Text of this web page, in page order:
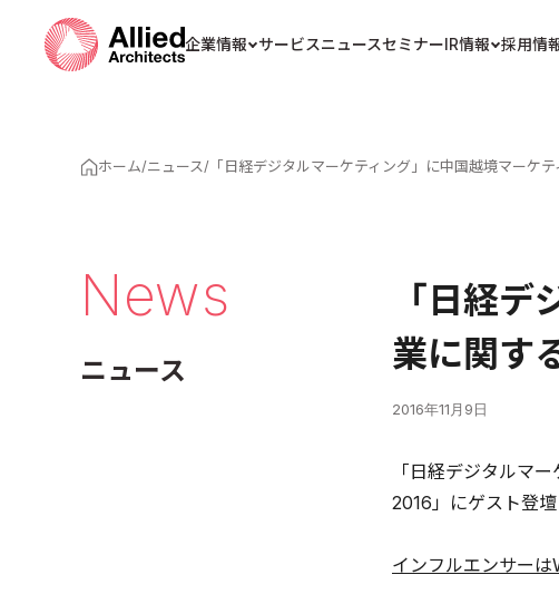
企業情報 サービスニュースセミナーIR情報 採用情
ホーム/ニュース/ 「日経デジタルマーケティング」に中国越境マーケ
News
ニュース
「日経
業に関す
2016年11月9日
「日経デジタルマ
2016」にゲスト登
インフルエンサー